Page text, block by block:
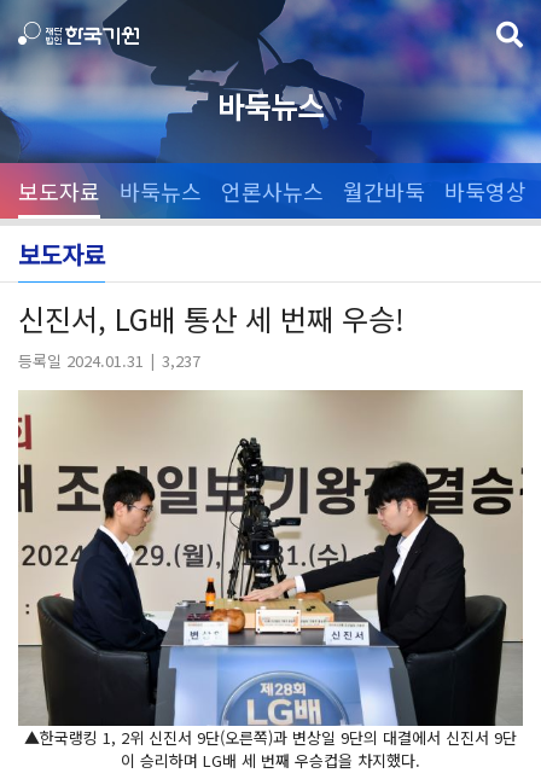
바둑뉴스
보도자료 바둑뉴스 언론사뉴스 월간바둑 바둑영상
보도자료
신진서, LG배 통산 세 번째 우승!
등록일 2024.01.31 3,237
▲한국랭킹 1, 2위 신진서 9단(오른쪽)과 변상일 9단의 대결에서 신진서 9단
이 승리하며 LG배 세 번째 우승컵을 차지했다.